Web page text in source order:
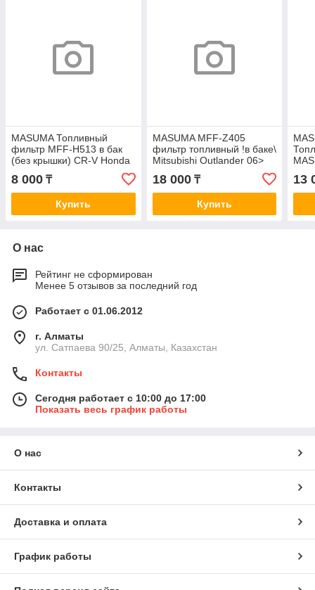
MASUMA Топливный
фильтр MFF-H513 в бак
(без крышки) CR-V Honda
8 000 ₸
Купить
MASUMA MFF-Z405
фильтр топливный !в баке\
Mitsubishi Outlander 06>
18 000₸
Купить
Z51
13
О нас
Рейтинг не сформирован
Менее 5 отзывов за последний год
Работает с 01.06.2012
г. Алматы
ул. Сатпаева 90/25, Алматы, Казахстан
Контакты
Сегодня работает с 10:00 до 17:00
Показать весь график работы
О нас
Контакты
Доставка и оплата
График работы